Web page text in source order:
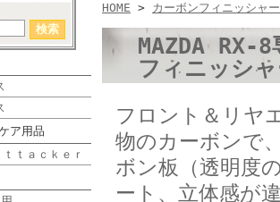
ア用品
ｔａｃｋｅｒ
HOME > カーボンフィニッシャー
MAZDA RX-
フィニッシ
フロント＆リヤ
物のカーボンで
ボン板（透明度
ート、立体感が